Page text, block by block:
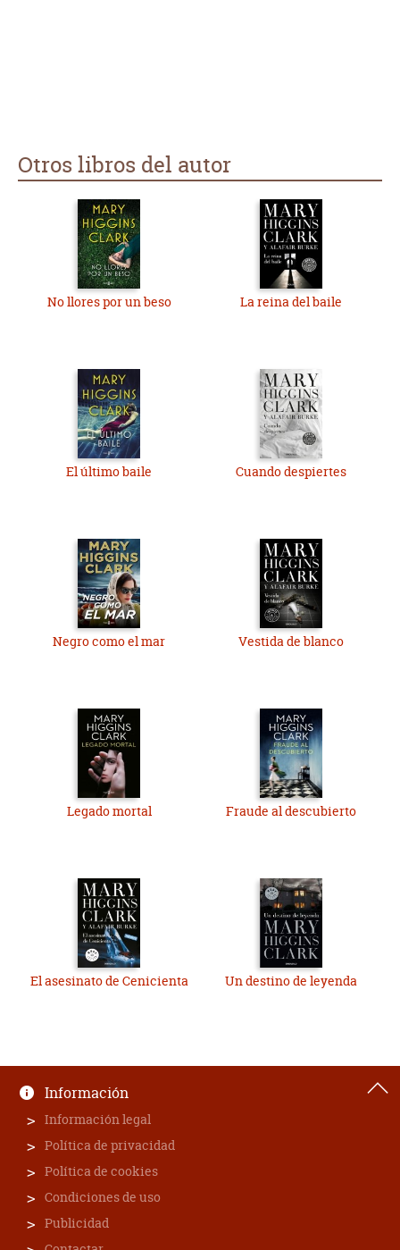
Otros libros del autor
No llores por un beso La reina del baile
El último baile Cuando despiertes
Negro como el mar Vestida de blanco
Legado mortal Fraude al descubierto
El asesinato de Cenicienta Un destino de leyenda
Información
Información legal
Política de privacidad
Política de cookies
Condiciones de uso
Publicidad